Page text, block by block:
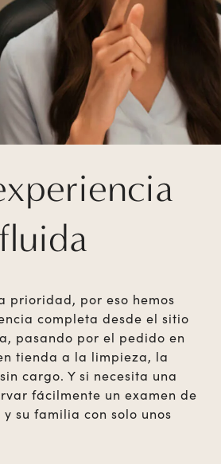
fluida
prioridad, por eso hemos
completa desde el sitio
pasando por el pedido en
tienda a la limpieza, la
cargo. Y si necesita una
fácilmente un examen de
su familia con solo unos